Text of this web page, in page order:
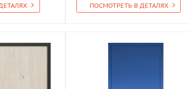
ПОСМОТРЕТЬ В ДЕТАЛЯХ